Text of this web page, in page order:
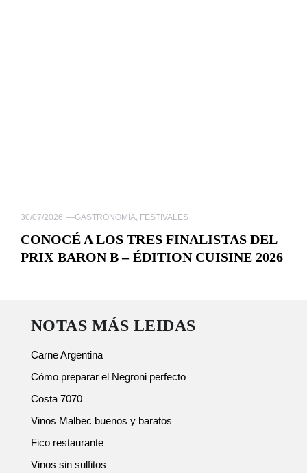
30/07/2026 —GASTRONOMÍA FESTIVALES
CONOCÉ A LOS TRES FINALISTAS DEL
PRIX BARON B – ÉDITION CUISINE 2026
NOTAS MÁS LEIDAS
Carne Argentina
Cómo preparar el Negroni perfecto
Costa 7070
Vinos Malbec buenos y baratos
Fico restaurante
Vinos sin sulfitos